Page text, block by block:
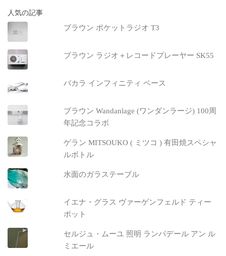
人気の記事
ブラウン ポケットラジオ T3
ブラウン ラジオ＋レコードプレーヤー SK55
バカラ インフィニティ ベース
ブラウン Wandanlage (ワンダンラージ) 100周
年記念コラボ
ゲラン MITSOUKO ( ミツコ ) 有田焼スペシャ
ルボトル
水面のガラステーブル
イエナ・グラス ヴァーゲンフェルド ティー
ポット
セルジュ・ムーユ 照明 ランパデール アン ル
ミエール